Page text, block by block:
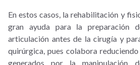
En estos casos, la rehabilitación y
gran ayuda para la preparación
articulación antes de la cirugía y
quirúrgica, pues colabora
generados por la